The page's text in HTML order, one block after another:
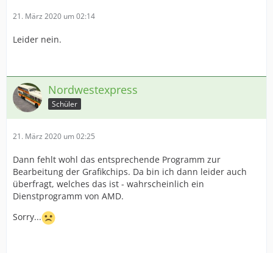
21. März 2020 um 02:14
Leider nein.
Nordwestexpress
Schüler
21. März 2020 um 02:25
Dann fehlt wohl das entsprechende Programm zur
Bearbeitung der Grafikchips. Da bin ich dann leider auch
überfragt, welches das ist - wahrscheinlich ein
Dienstprogramm von AMD.
Sorry...